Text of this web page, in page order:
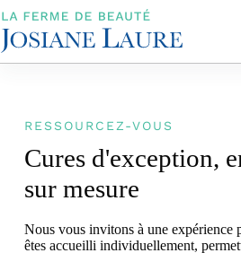
RESSOURCEZ-VOUS
Cures d'exception,
sur mesure
Nous vous invitons à une expérience
êtes accueilli individuellement,